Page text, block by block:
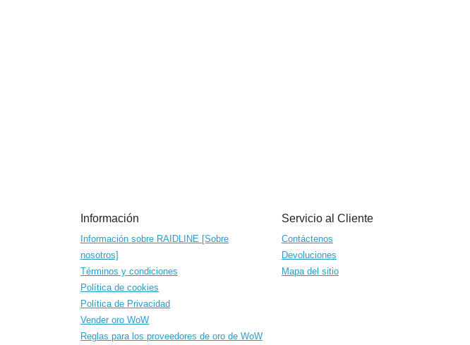
Información
Información sobre RAIDLINE [Sobre
nosotros]
Términos y condiciones
Política de cookies
Política de Privacidad
Vender oro WoW
Reglas para los proveedores de oro de WoW
Servicio al Cliente
Contáctenos
Devoluciones
Mapa del sitio